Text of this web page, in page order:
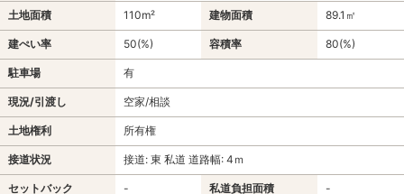
土地面積 110m² 建物面積 89.1㎡
建ぺい率 50(%) 容積率 80(%)
駐車場 有
現況/引渡し 空家/相談
土地権利 所有権
接道状況 接道: 東 私道 道路幅: 4ｍ
セットバック - 私道負担面積 -